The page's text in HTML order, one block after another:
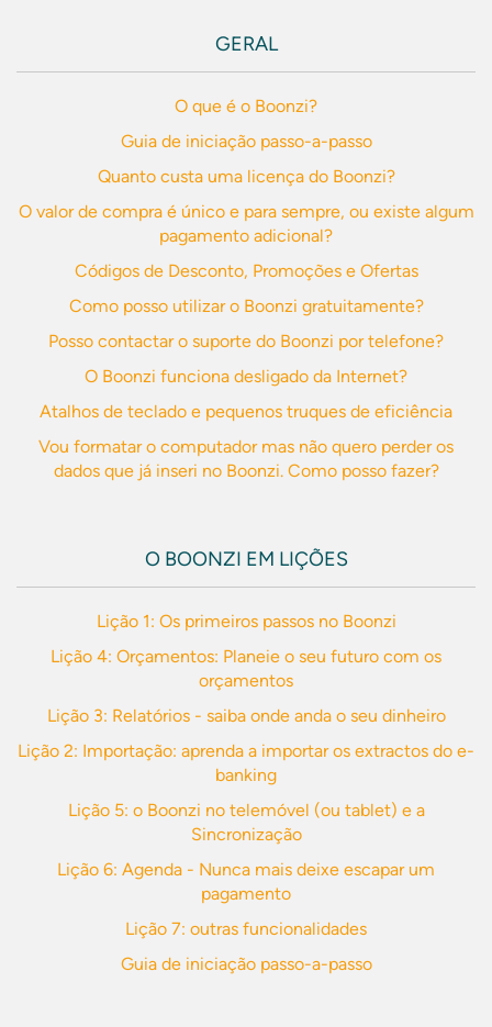
GERAL
O que é o Boonzi?
Guia de iniciação passo-a-passo
Quanto custa uma licença do Boonzi?
O valor de compra é único e para sempre, ou existe algum
pagamento adicional?
Códigos de Desconto, Promoções e Ofertas
Como posso utilizar o Boonzi gratuitamente?
Posso contactar o suporte do Boonzi por telefone?
O Boonzi funciona desligado da Internet?
Atalhos de teclado e pequenos truques de eficiência
Vou formatar o computador mas não quero perder os
dados que já inseri no Boonzi. Como posso fazer?
O BOONZI EM LIÇÕES
Lição 1: Os primeiros passos no Boonzi
Lição 4: Orçamentos: Planeie o seu futuro com os
orçamentos
Lição 3: Relatórios - saiba onde anda o seu dinheiro
Lição 2: Importação: aprenda a importar os extractos do e-
banking
Lição 5: o Boonzi no telemóvel (ou tablet) e a
Sincronização
Lição 6: Agenda - Nunca mais deixe escapar um
pagamento
Lição 7: outras funcionalidades
Guia de iniciação passo-a-passo